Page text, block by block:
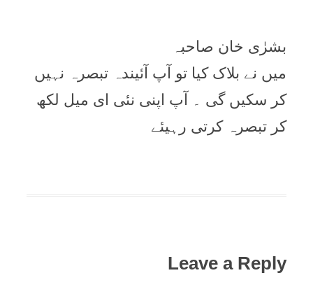
بشرٰی خان صاحبہ
میں نے بلاک کیا تو آپ آئیندہ تبصرہ نہیں
کر سکیں گی ۔ آپ اپنی نئی ای میل لکھ
کر تبصرہ کرتی رہیئے
Leave a Reply